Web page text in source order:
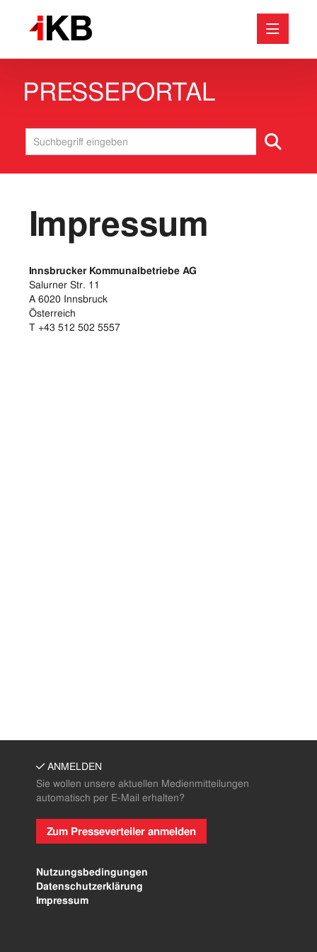
Medieninformationen
Energie
Bäder
Baustellen
Unternehmen
Wasser & Abwasser
Downloads
PRESSEPORTAL
Impressum
Innsbrucker Kommunalbetriebe AG
Salurner Str. 11
A 6020 Innsbruck
Österreich
T +43 512 502 5557
ANMELDEN
Sie wollen unsere aktuellen Medienmitteilungen
automatisch per E-Mail erhalten?
Zum Presseverteiler anmelden
Nutzungsbedingungen
Datenschutzerklärung
Impressum